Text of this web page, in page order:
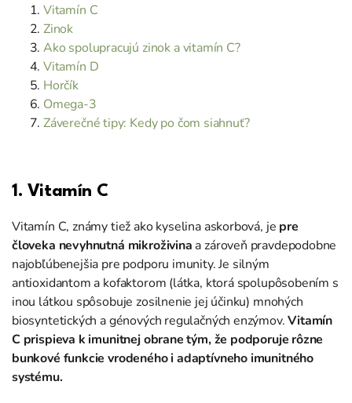
Vitamín C
Zinok
Ako spolupracujú zinok a vitamín C?
Vitamín D
Horčík
Omega-3
Záverečné tipy: Kedy po čom siahnuť?
1. Vitamín C
Vitamín C, známy tiež ako kyselina askorbová, je pre
človeka nevyhnutná mikroživina a zároveň pravdepodobne
najobľúbenejšia pre podporu imunity. Je silným
antioxidantom a kofaktorom (látka, ktorá spolupôsobením s
inou látkou spôsobuje zosilnenie jej účinku) mnohých
biosyntetických a génových regulačných enzýmov.Vitamín
C prispieva k imunitnej obrane tým, že podporuje rôzne
bunkové funkcie vrodeného i adaptívneho imunitného
systému.